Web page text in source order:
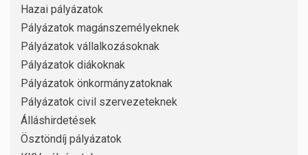
Hazai pályázatok
Pályázatok magánszemélyeknek
Pályázatok vállalkozásoknak
Pályázatok diákoknak
Pályázatok önkormányzatoknak
Pályázatok civil szervezeteknek
Álláshirdetések
Ösztöndíj pályázatok